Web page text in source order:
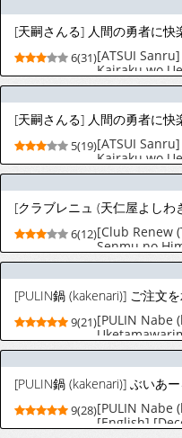
掉了震动棒后
[Chinese][全1
6(31)[ATSUI
Kairaku wo
Shokushu
植下快乐种子
5(19)[ATSUI
Kairaku wo
Shokushu
︱被人类勇者
番外篇
6(12)[Club Renew
Senmu no
of the
[Decensored]
[PULIN鍋 (kakenari)] ご注文
9(21)[PULIN Nabe
[English]
[PULIN鍋 (kakenari)] ぶいあ
9(28)[PULIN Nabe
[English]